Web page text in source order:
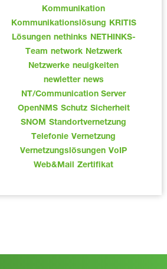
Kommunikation
Kommunikationslösung
KRITIS
Lösungen nethinks NETHINKS-
Team network Netzwerk
Netzwerke neuigkeiten
newletter news
NT/Communication Server
OpenNMS Schutz Sicherheit
SNOM Standortvernetzung
Telefonie Vernetzung
Vernetzungslösungen VoIP
Web&Mail Zertifikat